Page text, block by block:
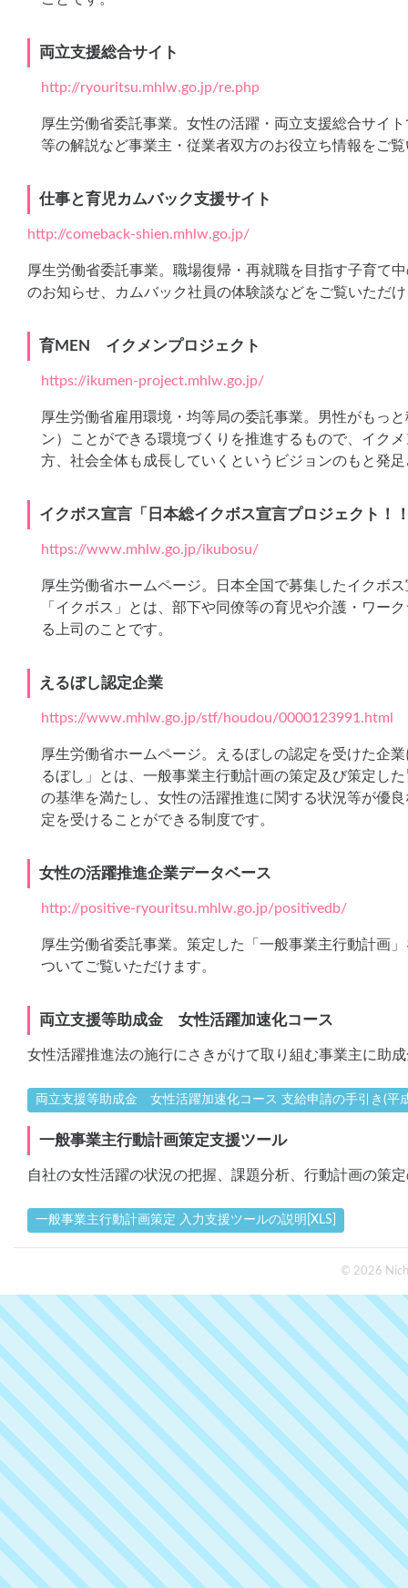
両立支援総合サイト
http://ryouritsu.mhlw.go.jp/re.php
厚生労働省委託事業。女性の活躍・両立支援総合サイ
等の解説など事業主・従業者双方のお役立ち情報をご
仕事と育児カムバック支援サイト
http://comeback-shien.mhlw.go.jp/
厚生労働省委託事業。職場復帰・再就職を目指す子育て
のお知らせ、カムバック社員の体験談などをご覧いただ
育MEN イクメンプロジェクト
https://ikumen-project.mhlw.go.jp/
厚生労働省雇用環境・均等局の委託事業。男性がもっ
ン）ことができる環境づくりを推進するもので、イク
方、社会全体も成長していくというビジョンのもと発
イクボス宣言「日本総イクボス宣言プロジェクト！
https://www.mhlw.go.jp/ikubosu/
厚生労働省ホームページ。日本全国で募集したイクボ
「イクボス」とは、部下や同僚等の育児や介護・ワー
る上司のことです。
えるぼし認定企業
https://www.mhlw.go.jp/stf/houdou/0000123991.html
厚生労働省ホームページ。えるぼしの認定を受けた企
るぼし」とは、一般事業主行動計画の策定及び策定し
の基準を満たし、女性の活躍推進に関する状況等が優
定を受けることができる制度です。
女性の活躍推進企業データベース
http://positive-ryouritsu.mhlw.go.jp/positivedb/
厚生労働省委託事業。策定した「一般事業主行動計画
ついてご覧いただけます。
両立支援等助成金 女性活躍加速化コース
女性活躍推進法の施行にさきがけて取り組む事業主に助
両立支援等助成金 女性活躍加速化コース 支給申請の手引き(平
一般事業主行動計画策定支援ツール
自社の女性活躍の状況の把握、課題分析、行動計画の策
一般事業主行動計画策定 入力支援ツールの説明[XLS]
© 2026